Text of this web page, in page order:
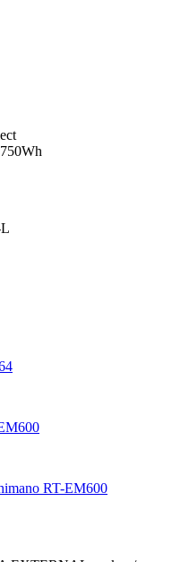
RT-EM600